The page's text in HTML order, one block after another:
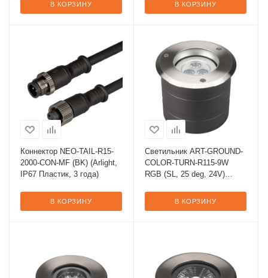
В КОРЗИНУ В КОРЗИНУ
Коннектор NEO-TAIL-R15-
2000-CON-MF (BK) (Arlight,
IP67 Пластик, 3 года)
В КОРЗИНУ
Светильник ART-GROUND-
COLOR-TURN-R115-9W
RGB (SL, 25 deg, 24V)
В КОРЗИНУ